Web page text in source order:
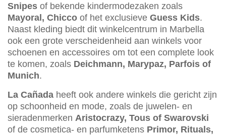
Snipes of bekende kindermodezaken zoals
Mayoral, Chicco of het exclusieve Guess Kids.
Naast kleding biedt dit winkelcentrum in Marbella
ook een grote verscheidenheid aan winkels voor
schoenen en accessoires om tot een complete look
te komen, zoals Deichmann, Marypaz, Parfois of
Munich.
La Cañada heeft ook andere winkels die gericht zijn
op schoonheid en mode, zoals de juwelen- en
sieradenmerken Aristocrazy, Tous of Swarovski
of de cosmetica- en parfumketens Primor, Rituals,